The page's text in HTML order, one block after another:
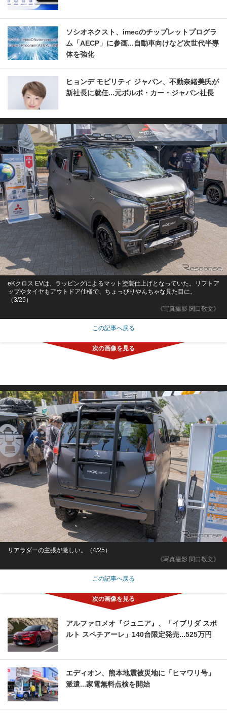
ソシオネクスト、imecのチップレットプログラ
ム「AECP」に参画...自動車向けなど次世代半導
体を強化
ヒョンデ モビリティ ジャパン、不動奈緒美氏が
新社長に就任...元ボルボ・カー・ジャパン社長
《写真撮影 関口敬文》
eKクロス EVは、ラッピングによるマット塗装仕上げとなっていた。リフトア
ップやタイヤもアウトドア仕様で、ちょっぴりやんちゃな見た目に。
（3/25）
この記事へ戻る
《写真撮影 関口敬文》
リアラダーの主張が激しい。（4/25）
この記事へ戻る
アルファロメオ『ジュニア』、「イブリダ スポ
ルト スペチアーレ」140台限定発売...525万円
エディオン、熊本地震被災地に「ヒマワリ号」
派遣...家電無料点検を開始